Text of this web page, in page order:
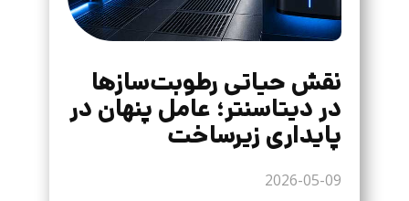
نقش حیاتی رطوبت‌سازها
در دیتاسنتر؛ عامل پنهان در
پایداری زیرساخت
2026-05-09